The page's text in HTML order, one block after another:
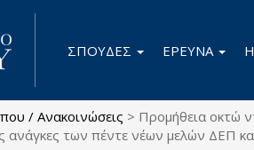
ΣΠΟΥΔΕΣ ΕΡΕΥΝΑ
/ Ανακοινώσεις > Προμήθεια οκτώ
ανάγκες των πέντε νέων μελών ΔΕΠ